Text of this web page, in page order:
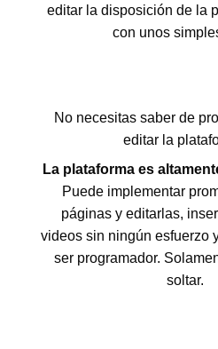
editar la disposición de la
con unos
No necesitas saber de
editar la
La plataforma es
Puede implementar
páginas y editarlas,
videos sin ningún esfuerzo
ser programador.
soltar.